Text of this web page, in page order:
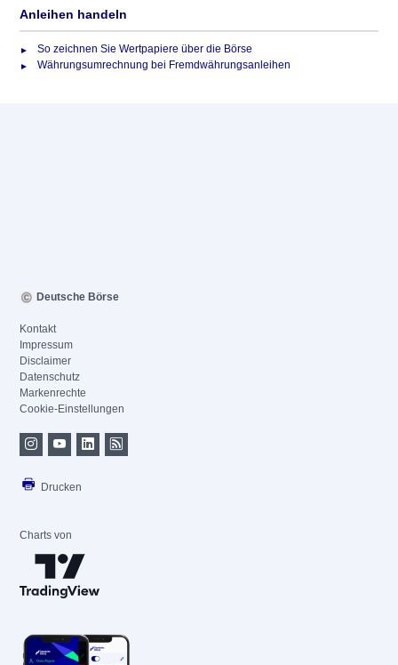
Anleihen handeln
So zeichnen Sie Wertpapiere über die Börse
Währungsumrechnung bei Fremdwährungsanleihen
Deutsche Börse
Kontakt
Impressum
Disclaimer
Datenschutz
Markenrechte
Cookie-Einstellungen
Drucken
Charts von